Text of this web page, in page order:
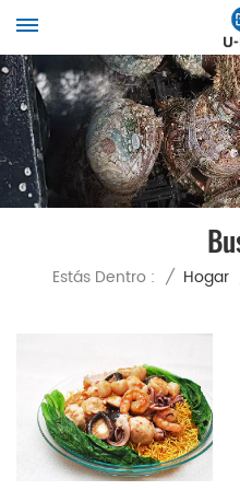
Estás Dentro : / Hogar